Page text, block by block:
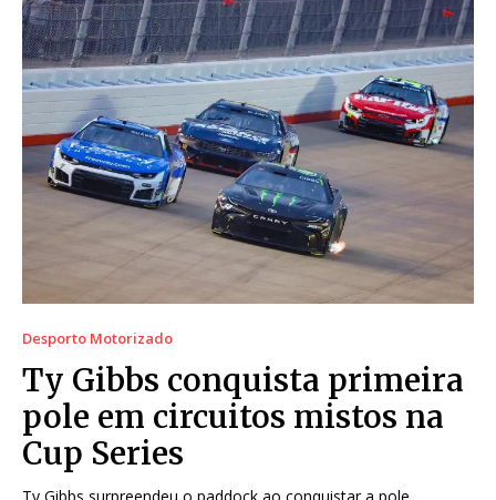
Desporto Motorizado
Ty Gibbs conquista primeira
pole em circuitos mistos na
Cup Series